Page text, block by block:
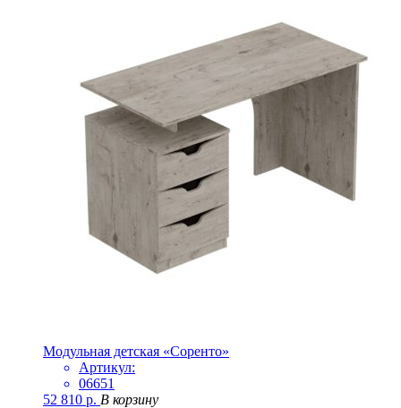
Модульная детская «Соренто»
Артикул:
06651
52 810 р. В корзину